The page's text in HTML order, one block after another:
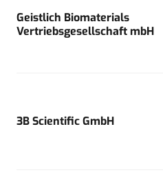
Geistlich Biomaterials
Vertriebsgesellschaft mbH
3B Scientific GmbH